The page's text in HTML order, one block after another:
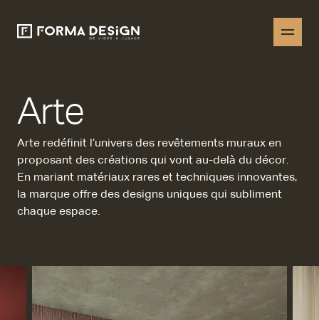
Arte
Arte redéfinit l’univers des revêtements muraux en
proposant des créations qui vont au-delà du décor.
En mariant matériaux rares et techniques innovantes,
la marque offre des designs uniques qui subliment
chaque espace.